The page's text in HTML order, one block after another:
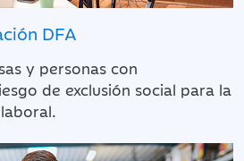
DFA
y personas con
de exclusión social para la